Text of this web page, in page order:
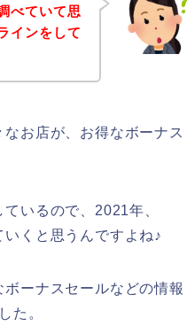
べていて思
インをして
お店が、お得なボーナス
いるので、2021年、
くと思うんですよね♪
ーナスセールなどの情報
た。